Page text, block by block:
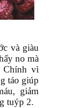
và giàu
no mà
Chính vì
táo giúp
giảm
tuýp 2.